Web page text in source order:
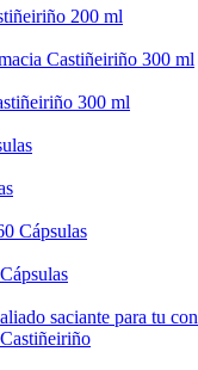
200 ml
300 ml